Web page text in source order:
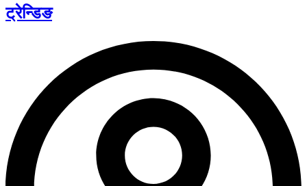
ट्रेन्डिङ